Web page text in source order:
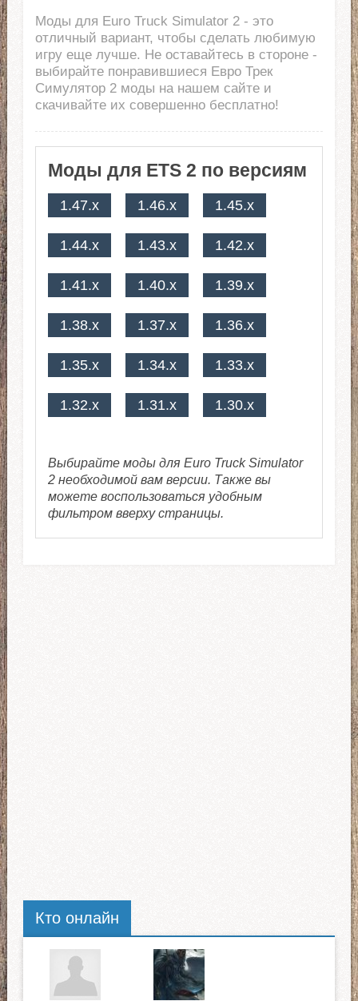
Моды для Euro Truck Simulator 2 - это
отличный вариант, чтобы сделать любимую
игру еще лучше. Не оставайтесь в стороне -
выбирайте понравившиеся Евро Трек
Симулятор 2 моды на нашем сайте и
скачивайте их совершенно бесплатно!
Моды для ETS 2 по версиям
1.47.x 1.46.x 1.45.x
1.44.x 1.43.x 1.42.x
1.41.x 1.40.x 1.39.x
1.38.x 1.37.x 1.36.x
1.35.x 1.34.x 1.33.x
1.32.x 1.31.x 1.30.x
Выбирайте моды для Euro Truck Simulator
2 необходимой вам версии. Также вы
можете воспользоваться удобным
фильтром вверху страницы.
Кто онлайн